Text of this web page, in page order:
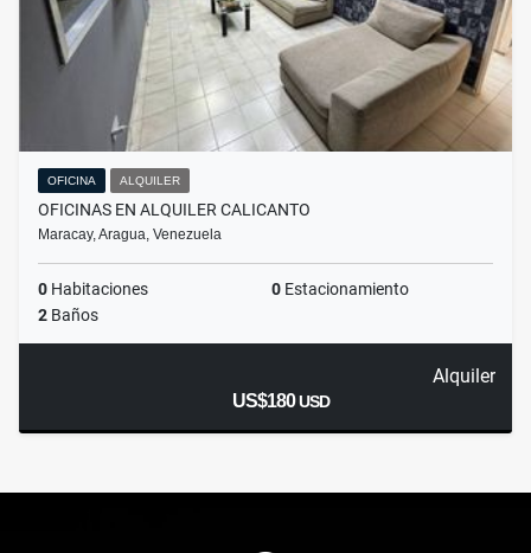
OFICINA ALQUILER
OFICINAS EN ALQUILER CALICANTO
Maracay, Aragua, Venezuela
0 Habitaciones 0 Estacionamiento
2 Baños
Alquiler
US$180USD